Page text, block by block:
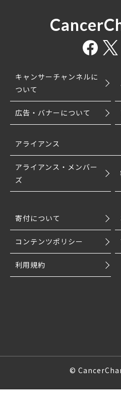
キャンサーチャンネルに
ついて
広告・バナーについて
アライアンス
アライアンス・メンバー
ズ
寄付について
コンテンツポリシー
利用規約
©